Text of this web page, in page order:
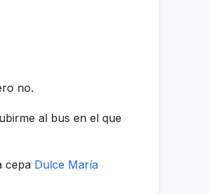
no.
al bus en el que
cepa Dulce Marí­a